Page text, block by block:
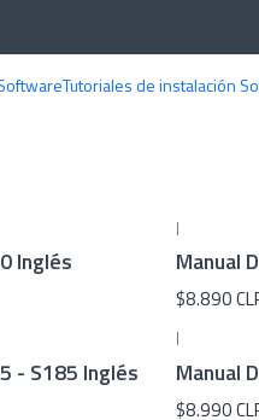
Tutoriales de instalación
Inglés
|
Manual
$8.890
- S185 Inglés
|
Manual
$8.990